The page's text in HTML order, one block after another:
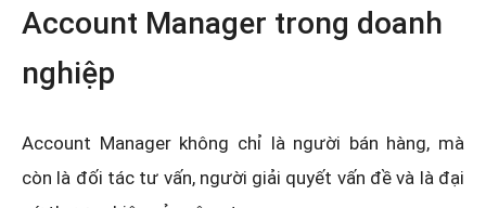
Account Manager trong doanh
nghiệp
Account Manager không chỉ là người bán hàng, mà
còn là đối tác tư vấn, người giải quyết vấn đề và là đại